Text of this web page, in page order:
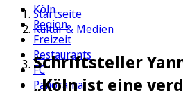
Köln
Region
Freizeit
Restaurants
FC
Panorama
Startseite
Kultur & Medien
Schriftsteller
„Köln ist eine